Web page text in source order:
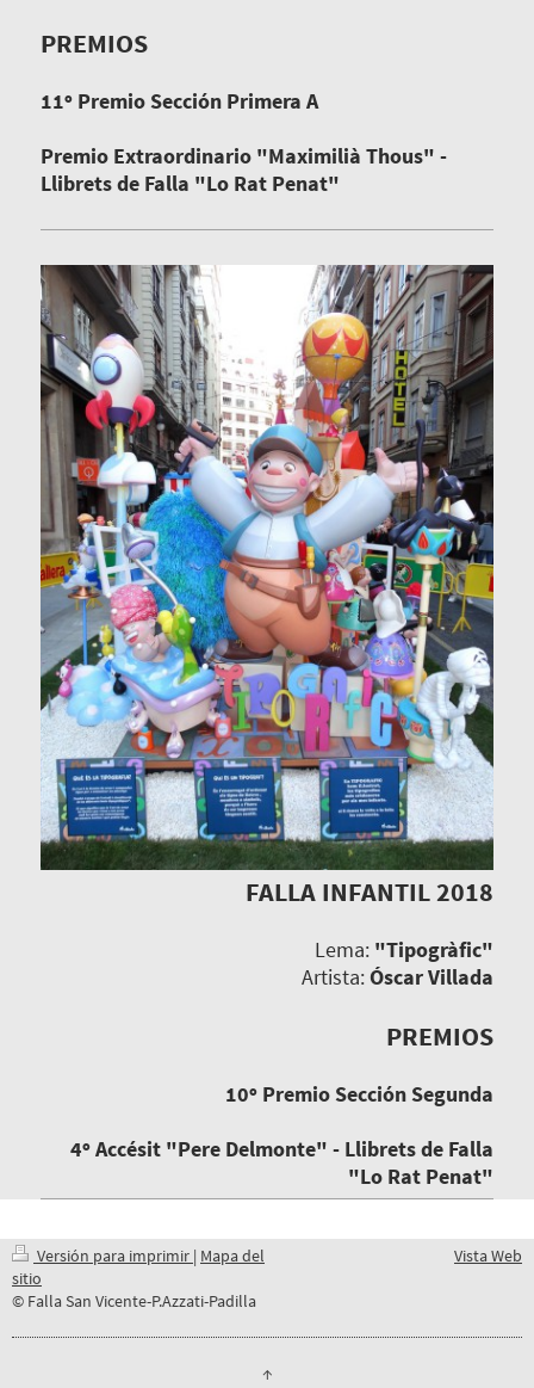
PREMIOS
11º Premio Sección Primera A
Premio Extraordinario "Maximilià Thous" -
Llibrets de Falla "Lo Rat Penat"
FALLA INFANTIL 2018
Lema: "Tipogràfic"
Artista:Óscar Villada
PREMIOS
10º Premio Sección Segunda
4º Accésit "Pere Delmonte" - Llibrets de Falla
"Lo Rat Penat"
Versión para imprimir | Mapa del
sitio
© Falla San Vicente-P.Azzati-Padilla
Vista Web
↑